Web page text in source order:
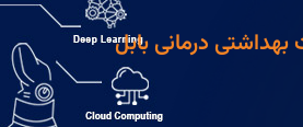
درمانی بابل